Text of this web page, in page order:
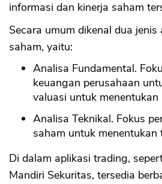
informasi dan kinerja saham
Secara umum dikenal dua
saham, yaitu:
Analisa Fundamental.
keuangan perusahaan
valuasi untuk
Analisa Teknikal. Fokus
saham untuk
Di dalam aplikasi trading,
Mandiri Sekuritas, tersedia